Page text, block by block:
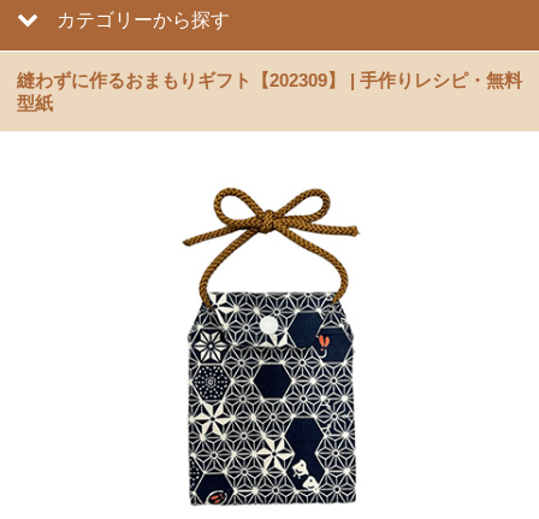
カテゴリーから探す
縫わずに作るおまもりギフト【202309】 | 手作りレシピ・無料
型紙